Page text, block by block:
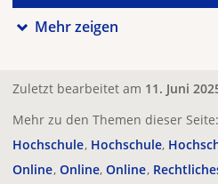
Mehr zeigen
Zuletzt bearbeitet am 11. Juni
Mehr zu den Themen dieser Seite:
Hochschule Hochschule
Online Online Online